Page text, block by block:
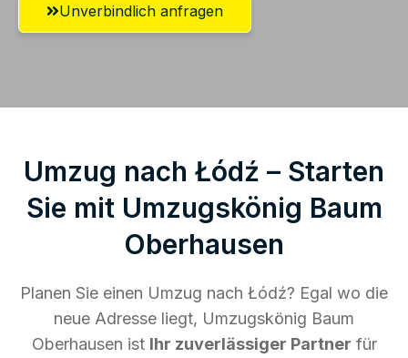
Unverbindlich anfragen
Umzug nach Łódź – Starten
Sie mit Umzugskönig Baum
Oberhausen
Planen Sie einen Umzug nach Łódź? Egal wo die
neue Adresse liegt, Umzugskönig Baum
Oberhausen ist Ihr zuverlässiger Partner für